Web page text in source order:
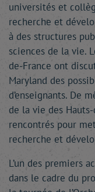
universités et
recherche et
à des structures
sciences de la vie.
de-France ont
Maryland des
d’enseignants. De
de la vie des
rencontrés pour
recherche et
L’un des premiers
dans le cadre du